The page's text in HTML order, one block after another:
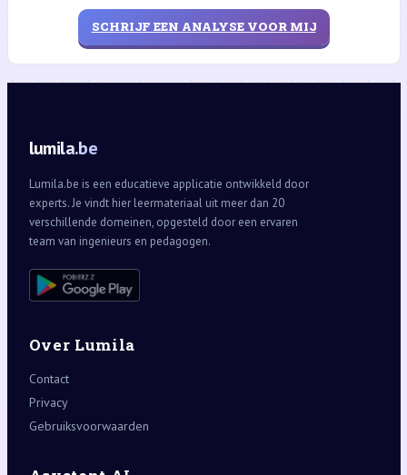
SCHRIJF EEN ANALYSE VOOR MIJ
lumila.be
Lumila.be is een educatieve applicatie ontwikkeld door
experts. Je vindt hier leermateriaal uit meer dan 20
verschillende domeinen, opgesteld door een ervaren
team van ingenieurs en pedagogen.
Over Lumila
Contact
Privacy
Gebruiksvoorwaarden